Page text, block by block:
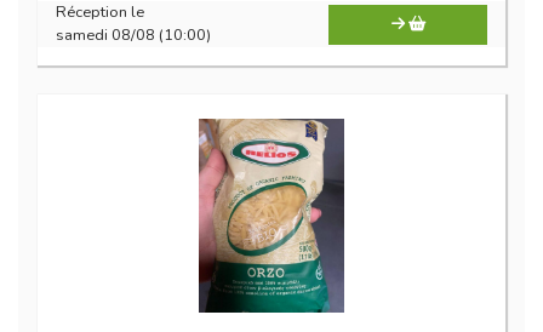
Réception le
samedi 08/08 (10:00)